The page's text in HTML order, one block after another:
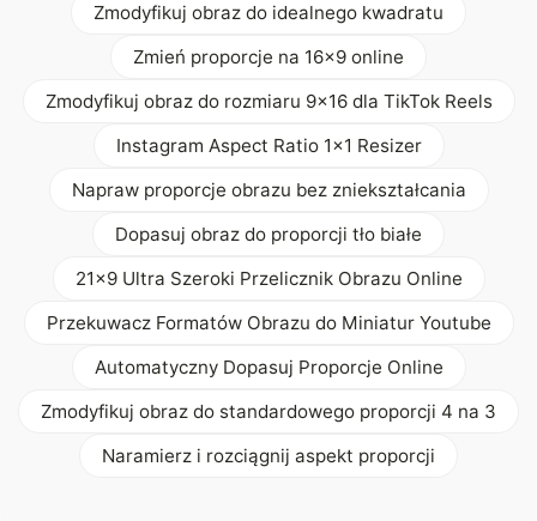
Zmodyfikuj obraz do idealnego kwadratu
Zmień proporcje na 16x9 online
Zmodyfikuj obraz do rozmiaru 9x16 dla TikTok Reels
Instagram Aspect Ratio 1x1 Resizer
Napraw proporcje obrazu bez zniekształcania
Dopasuj obraz do proporcji tło białe
21x9 Ultra Szeroki Przelicznik Obrazu Online
Przekuwacz Formatów Obrazu do Miniatur Youtube
Automatyczny Dopasuj Proporcje Online
Zmodyfikuj obraz do standardowego proporcji 4 na 3
Naramierz i rozciągnij aspekt proporcji